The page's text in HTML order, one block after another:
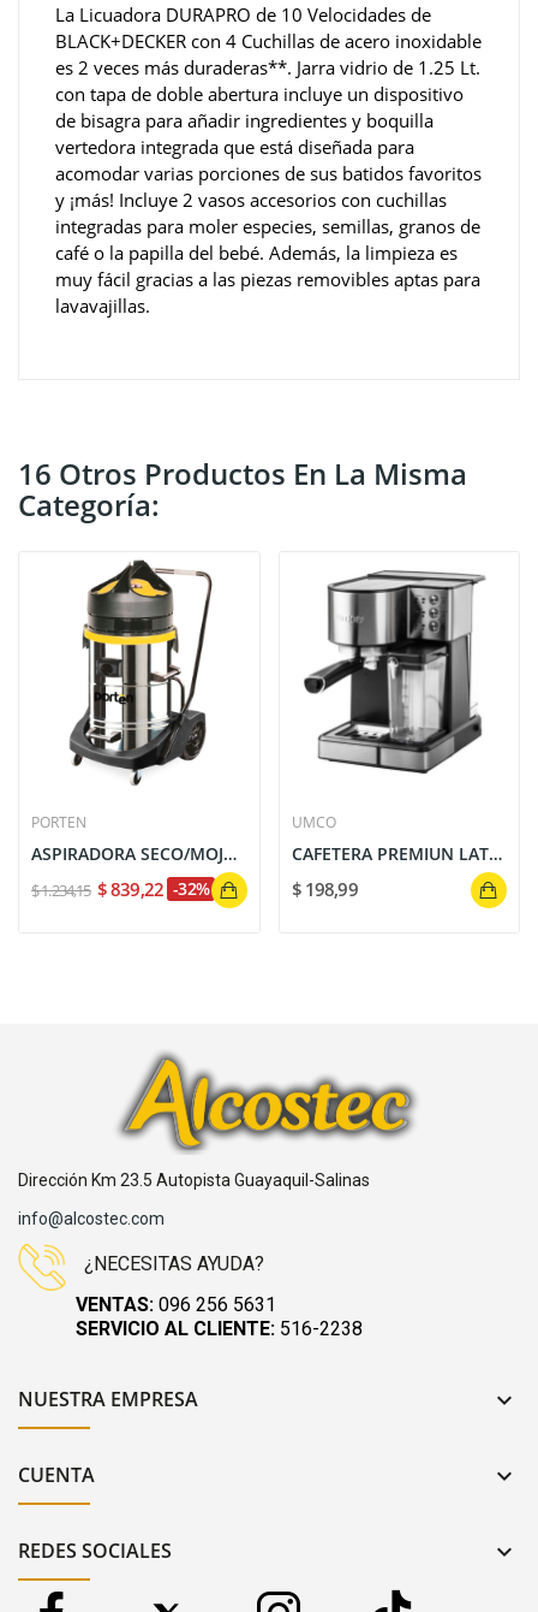
La Licuadora DURAPRO de 10 Velocidades de
BLACK+DECKER con 4 Cuchillas de acero inoxidable
es 2 veces más duraderas**. Jarra vidrio de 1.25 Lt.
con tapa de doble abertura incluye un dispositivo
de bisagra para añadir ingredientes y boquilla
vertedora integrada que está diseñada para
acomodar varias porciones de sus batidos favoritos
y ¡más! Incluye 2 vasos accesorios con cuchillas
integradas para moler especies, semillas, granos de
café o la papilla del bebé. Además, la limpieza es
muy fácil gracias a las piezas removibles aptas para
lavavajillas.
16 Otros Productos En La Misma
Categoría:
PORTEN
ASPIRADORA SECO/MOJADO INDUSTRIAL 1500W PORTEN
$ 1.234,15 $ 839,22 -32%
UMCO
CAFETERA PREMIUN LATTE 3 EN 1 UMCO UM0659
$ 198,99
Dirección Km 23.5 Autopista Guayaquil-Salinas
info@alcostec.com
¿NECESITAS AYUDA?
VENTAS: 096 256 5631
SERVICIO AL CLIENTE: 516-2238
NUESTRA EMPRESA 
CUENTA 
REDES SOCIALES 